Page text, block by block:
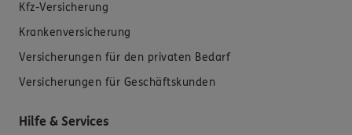
Kfz-Versicherung
Krankenversicherung
Versicherungen für den privaten Bedarf
Versicherungen für Geschäftskunden
Hilfe & Services